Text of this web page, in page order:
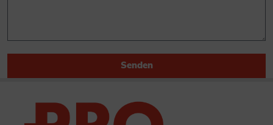
Senden